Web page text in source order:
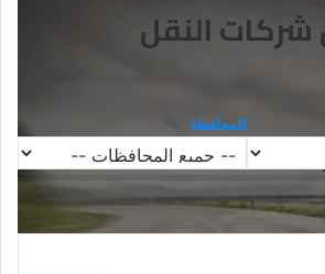
شركات النقل
المحافظة